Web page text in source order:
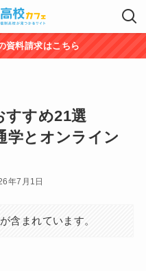
資料請求はこちら
すすめ21選
学とオンライン
年7月1日
含まれています。